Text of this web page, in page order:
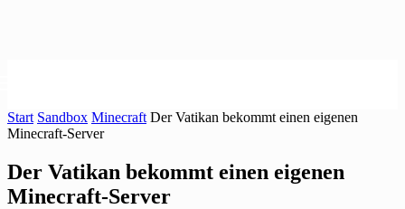
Start Sandbox Minecraft Der Vatikan bekommt einen eigenen
Minecraft-Server
Der Vatikan bekommt einen eigenen
Minecraft-Server